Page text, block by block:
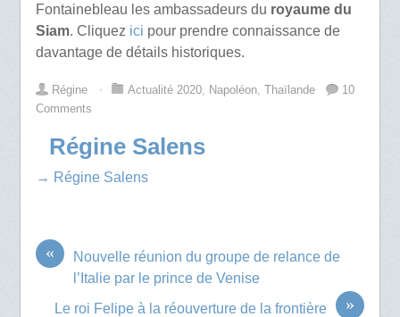
Fontainebleau les ambassadeurs du royaume du
Siam. Cliquez ici pour prendre connaissance de
davantage de détails historiques.
Régine ⋅ Actualité 2020, Napoléon, Thaïlande
10
Comments
Régine Salens
→ Régine Salens
«
Nouvelle réunion du groupe de relance de
l’Italie par le prince de Venise
»
Le roi Felipe à la réouverture de la frontière